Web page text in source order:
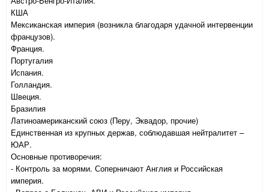
КША
Мексиканская империя (возникла благодаря удачной интервенции
французов).
Франция.
Португалия
Испания.
Голландия.
Швеция.
Бразилия
Латиноамериканский союз (Перу, Эквадор, прочие)
Единственная из крупных держав, соблюдавшая нейтралитет –
ЮАР.
Основные противоречия:
- Контроль за морями. Соперничают Англия и Российская
империя.